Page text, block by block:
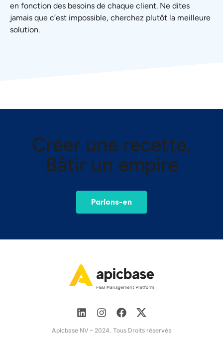
en fonction des besoins de chaque client. Ne dites
jamais que c’est impossible, cherchez plutôt la meilleure
solution.
Créer une recette,
Bâtir un empire
Parlons-en
Apicbase NV – 2024. Tous Droits réservés